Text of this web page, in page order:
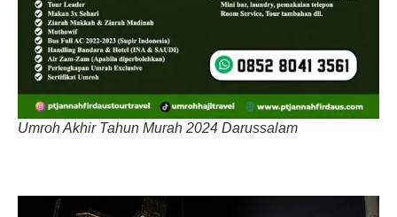
Umroh Akhir Tahun Murah 2024 Darussalam